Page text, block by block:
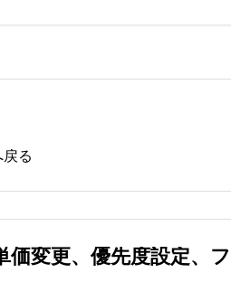
る
変更、優先度設定、